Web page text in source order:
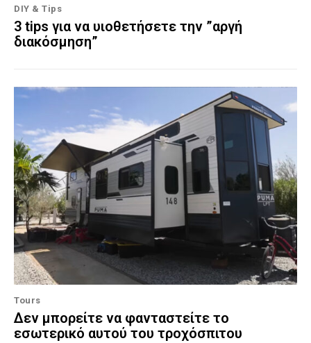
DIY & Tips
3 tips για να υιοθετήσετε την ”αργή
διακόσμηση”
Tours
Δεν μπορείτε να φανταστείτε το
εσωτερικό αυτού του τροχόσπιτου